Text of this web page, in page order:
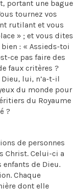
portant une bague
tournez vos
rutilant et vous
» ; et vous dites
: « Assieds-toi
ce pas faire des
faux critères ?
lui, n’a-t-il
du monde pour
du Royaume
?
de personnes
Christ. Celui-ci a
de Dieu.
Chaque
dont elle